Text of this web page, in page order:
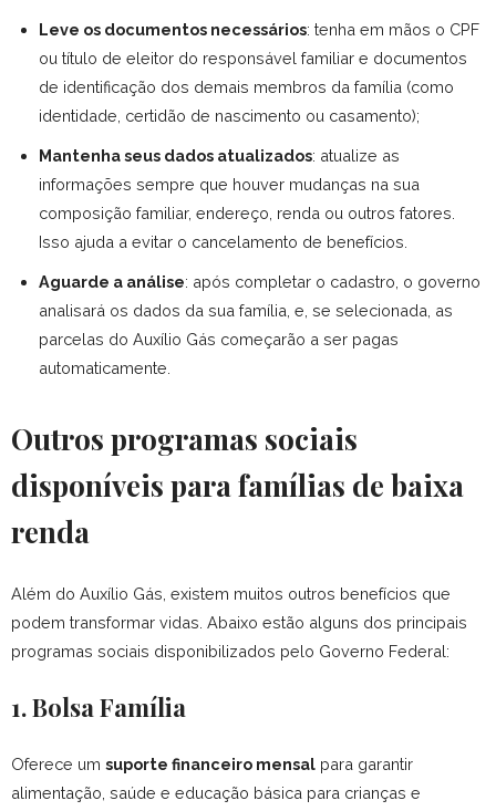
Leve os documentos necessários: tenha em mãos o CPF
ou título de eleitor do responsável familiar e documentos
de identificação dos demais membros da família (como
identidade, certidão de nascimento ou casamento);
Mantenha seus dados atualizados: atualize as
informações sempre que houver mudanças na sua
composição familiar, endereço, renda ou outros fatores.
Isso ajuda a evitar o cancelamento de benefícios.
Aguarde a análise: após completar o cadastro, o governo
analisará os dados da sua família, e, se selecionada, as
parcelas do Auxílio Gás começarão a ser pagas
automaticamente.
Outros programas sociais
disponíveis para famílias de baixa
renda
Além do Auxílio Gás, existem muitos outros benefícios que
podem transformar vidas. Abaixo estão alguns dos principais
programas sociais disponibilizados pelo Governo Federal:
1. Bolsa Família
Oferece um suporte financeiro mensal para garantir
alimentação, saúde e educação básica para crianças e